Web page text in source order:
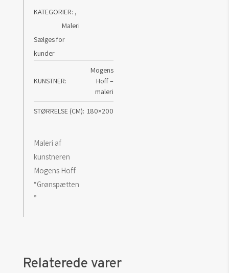
KATEGORIER:
Maleri
,
Sælges for
kunder
KUNSTNER
Mogens
Hoff –
maleri
STØRRELSE (CM) 180×200
Maleri af
kunstneren
Mogens Hoff
“Grønspætten
”
Relaterede varer